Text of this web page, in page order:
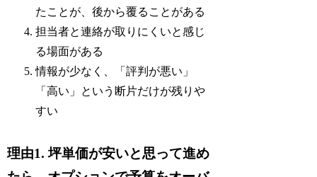
たことが、後から覆ることがある
担当者と連絡が取りにくいと感じ
る場面がある
情報が少なく、「評判が悪い」
「高い」という断片だけが残りや
すい
理由1. 坪単価が安いと思って進め